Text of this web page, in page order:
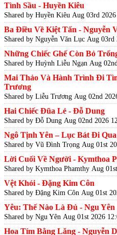
Tình Sầu - Huyền Kiêu
Shared by Huyền Kiêu Aug 03rd
Ba Điều Về Kiệt Tấn - Nguyễn
Shared by Nguyễn Văn Lục Aug 03rd
Những Chiếc Ghế Còn Bỏ
Shared by Huỳnh Liễu Ngạn Aug
Mai Thảo Và Hành Trình Đi
Trương
Shared by Liễu Trương Aug 02nd
Hai Chiếc Đũa Lẻ - Đỗ Dung
Shared by Đỗ Dung Aug 02nd 2026
Ngô Tịnh Yên – Lục Bát Đi
Shared by Vũ Đình Trọng Aug 01st
Lời Cuối Về Người - Kymthoa
Shared by Kymthoa Phamthy Aug
Vệt Khói - Đặng Kim Côn
Shared by Đặng Kim Côn Aug 01st
Yêu: Thế Nào Là Đủ - Ngu Yên
Shared by Ngu Yên Aug 01st 2026
Hoa Tím Bằng Lăng - Nguyễn